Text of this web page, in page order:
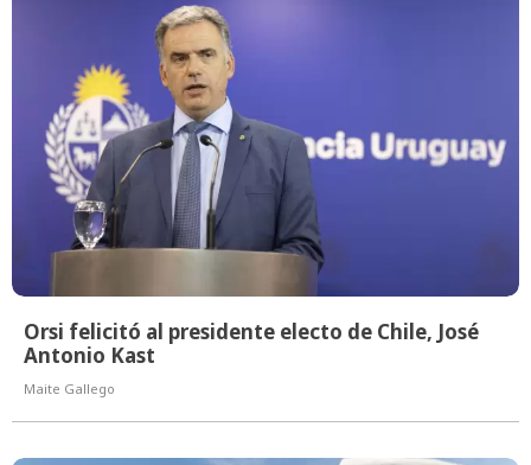
Orsi felicitó al presidente electo de Chile, José
Antonio Kast
Maite Gallego